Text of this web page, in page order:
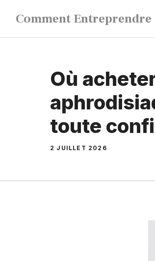
contenu
Comment Entreprendre
Où
toute
2 JUILLET 2026